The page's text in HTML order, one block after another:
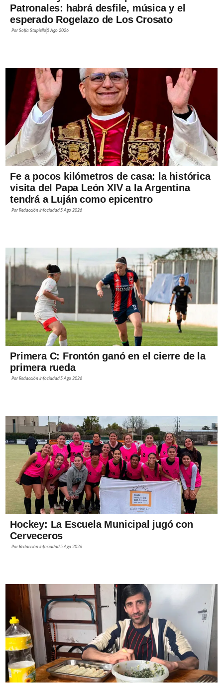
Patronales: habrá desfile, música y el
esperado Rogelazo de Los Crosato
PorSofía Stupiello5 Ago 2026
Fe a pocos kilómetros de casa: la histórica
visita del Papa León XIV a la Argentina
tendrá a Luján como epicentro
PorRedacción Infociudad5 Ago 2026
Primera C: Frontón ganó en el cierre de la
primera rueda
PorRedacción Infociudad5 Ago 2026
Hockey: La Escuela Municipal jugó con
Cerveceros
PorRedacción Infociudad5 Ago 2026